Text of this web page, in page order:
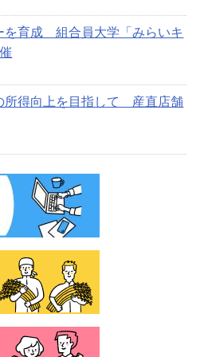
を育成 組合員大学「みらいキ
所得向上を目指して 産直店舗